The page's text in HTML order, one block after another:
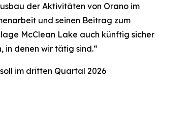
der Aktivitäten von Orano im
und seinen Beitrag zum
McClean Lake auch künftig sicher
in denen wir tätig sind.“
im dritten Quartal 2026